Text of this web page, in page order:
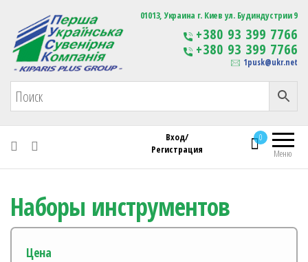
Первая Украинская Сувенирная Компания Изготовление
сувенирной продукции
с логотипом
01013, Украина г. Киев ул. Будиндустрии 9
+380 93 399 7766
+380 93 399 7766
1pusk@ukr.net
Меню
0
Вход/
Регистрация
Наборы инструментов
Цена